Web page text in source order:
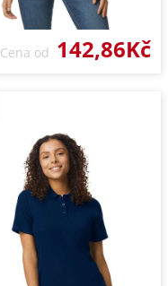
Cena od 142,86Kč